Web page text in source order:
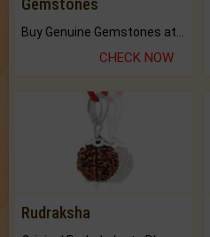
Gemstones
CHECK NOW
Rudraksha